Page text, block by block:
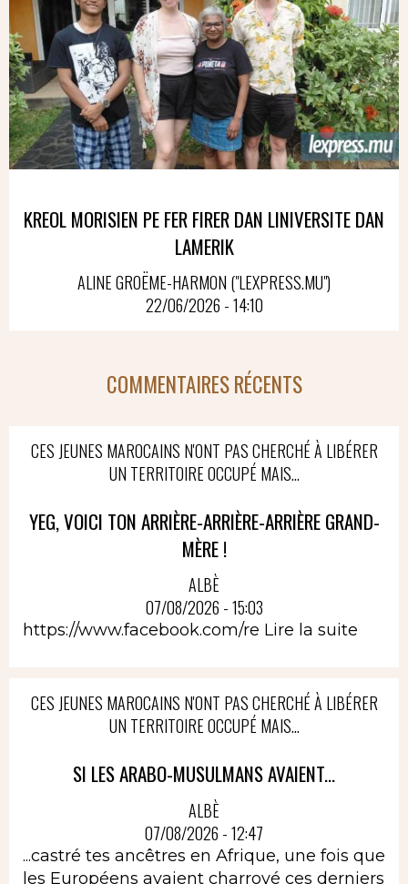
KREOL MORISIEN PE FER FIRER DAN LINIVERSITE DAN
LAMERIK
ALINE GROËME-HARMON ("LEXPRESS.MU")
22/06/2026 - 14:10
COMMENTAIRES RÉCENTS
CES JEUNES MAROCAINS N'ONT PAS CHERCHÉ À LIBÉRER
UN TERRITOIRE OCCUPÉ MAIS...
YEG, VOICI TON ARRIÈRE-ARRIÈRE-ARRIÈRE GRAND-
MÈRE !
ALBÈ
07/08/2026 - 15:03
https://www.facebook.com/re Lire la suite
CES JEUNES MAROCAINS N'ONT PAS CHERCHÉ À LIBÉRER
UN TERRITOIRE OCCUPÉ MAIS...
SI LES ARABO-MUSULMANS AVAIENT...
ALBÈ
07/08/2026 - 12:47
...castré tes ancêtres en Afrique, une fois que
les Européens avaient charroyé ces derniers